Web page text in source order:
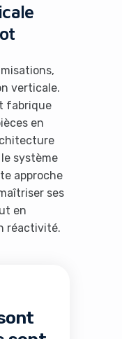
verticale.
fabrique
en
système
approche
ses
en
réactivité.